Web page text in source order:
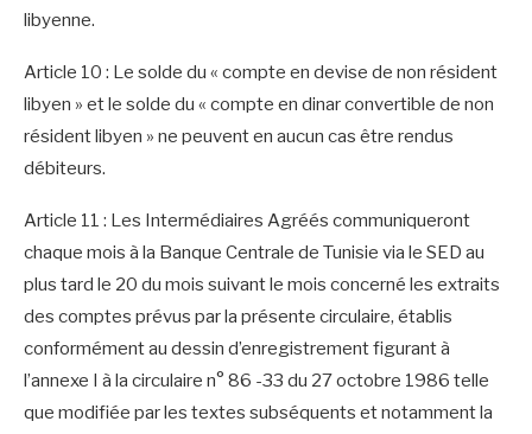
libyenne.
Article 10 : Le solde du « compte en devise de non résident
libyen » et le solde du « compte en dinar convertible de non
résident libyen » ne peuvent en aucun cas être rendus
débiteurs.
Article 11 : Les Intermédiaires Agréés communiqueront
chaque mois à la Banque Centrale de Tunisie via le SED au
plus tard le 20 du mois suivant le mois concerné les extraits
des comptes prévus par la présente circulaire, établis
conformément au dessin d’enregistrement figurant à
l’annexe I à la circulaire n° 86 -33 du 27 octobre 1986 telle
que modifiée par les textes subséquents et notamment la